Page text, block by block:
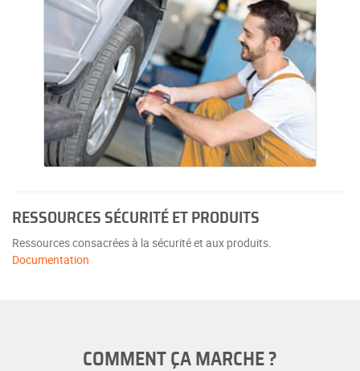
RESSOURCES SÉCURITÉ ET PRODUITS
Ressources consacrées à la sécurité et aux produits.
Documentation
COMMENT ÇA MARCHE ?